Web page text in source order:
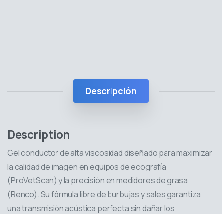
Descripción
Description
Gel conductor de alta viscosidad diseñado para maximizar
la calidad de imagen en equipos de ecografía
(ProVetScan) y la precisión en medidores de grasa
(Renco). Su fórmula libre de burbujas y sales garantiza
una transmisión acústica perfecta sin dañar los